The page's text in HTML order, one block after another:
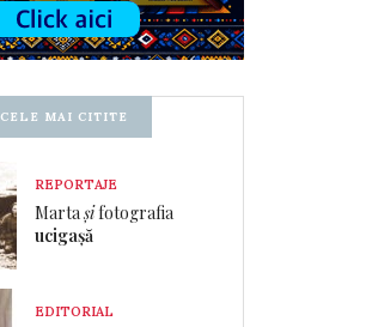
CELE MAI CITITE
REPORTAJE
Martașifotografia
ucigașă
EDITORIAL